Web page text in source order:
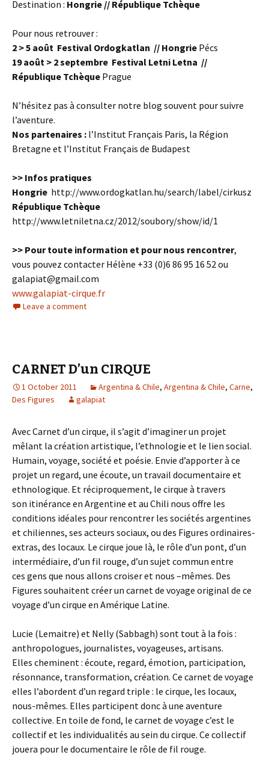
Destination : Hongrie // République Tchèque
Pour nous retrouver :
2 > 5 août Festival Ordogkatlan // Hongrie Pécs
19 août > 2 septembre Festival Letni Letna //
République Tchèque Prague
N’hésitez pas à consulter notre blog souvent pour suivre
l’aventure.
Nos partenaires : l’Institut Français Paris, la Région
Bretagne et l’Institut Français de Budapest
>> Infos pratiques
Hongrie http://www.ordogkatlan.hu/search/label/cirkusz
République Tchèque
http://www.letniletna.cz/2012/soubory/show/id/1
>> Pour toute information et pour nous rencontrer,
vous pouvez contacter Hélène +33 (0)6 86 95 16 52 ou
galapiat@gmail.com
www.galapiat-cirque.fr
Leave a comment
CARNET D’un CIRQUE
1 October 2011 Argentina & Chile, Argentina & Chile, Carne,
Des Figures
galapiat
Avec Carnet d’un cirque, il s’agit d’imaginer un projet
mêlant la création artistique, l’ethnologie et le lien social.
Humain, voyage, société et poésie. Envie d’apporter à ce
projet un regard, une écoute, un travail documentaire et
ethnologique. Et réciproquement, le cirque à travers
son itinérance en Argentine et au Chili nous offre les
conditions idéales pour rencontrer les sociétés argentines
et chiliennes, ses acteurs sociaux, ou des Figures ordinaires-
extras, des locaux. Le cirque joue là, le rôle d’un pont, d’un
intermédiaire, d’un fil rouge, d’un sujet commun entre
ces gens que nous allons croiser et nous –mêmes. Des
Figures souhaitent créer un carnet de voyage original de ce
voyage d’un cirque en Amérique Latine.
Lucie (Lemaitre) et Nelly (Sabbagh) sont tout à la fois :
anthropologues, journalistes, voyageuses, artisans.
Elles cheminent : écoute, regard, émotion, participation,
résonnance, transformation, création. Ce carnet de voyage
elles l’abordent d’un regard triple : le cirque, les locaux,
nous-mêmes. Elles participent donc à une aventure
collective. En toile de fond, le carnet de voyage c’est le
collectif et les individualités au sein du cirque. Ce collectif
jouera pour le documentaire le rôle de fil rouge.